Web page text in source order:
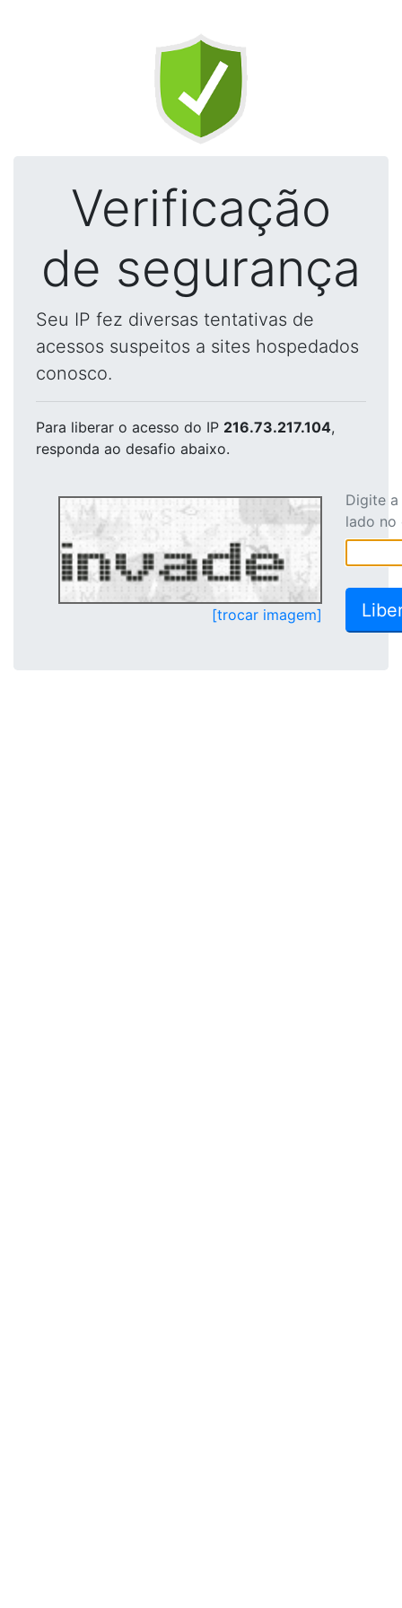
Verificação
de segurança
Seu IP fez diversas tentativas de
acessos suspeitos a sites hospedados
conosco.
Para liberar o acesso do IP 216.73.217.104,
responda ao desafio abaixo.
[trocar imagem]
Digite
lado no